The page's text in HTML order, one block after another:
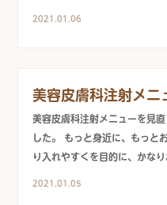
2021.01.06
美容皮膚科注射メニ
美容皮膚科注射メニューを見
した。 もっと身近に、もっと
り入れやすくを目的に、かなり
2021.01.05